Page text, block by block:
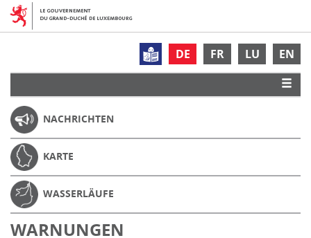
DE FR LU EN
NACHRICHTEN
KARTE
WASSERLÄUFE
WARNUNGEN